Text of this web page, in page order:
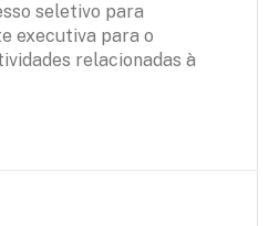
seletivo para
executiva para o
relacionadas à